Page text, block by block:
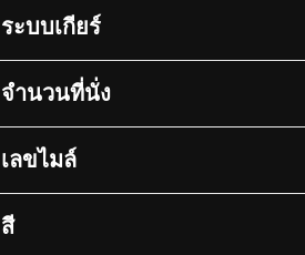
ระบบเกียร์
จำนวนที่นั่ง
เลขไมล์
สี